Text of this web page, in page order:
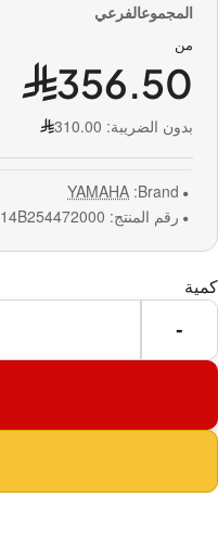
من
356.50
بدون الضريبة: 310.00
Brand:
YAMAHA
رقم المنتج: 14B254472000